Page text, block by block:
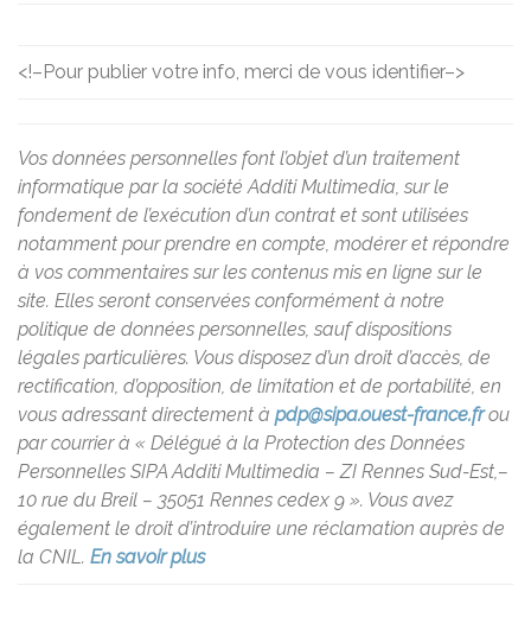
<!– Pour publier votre info, merci de vous identifier–>
Vos données personnelles font l’objet d’un traitement
informatique par la société Additi Multimedia, sur le
fondement de l’exécution d’un contrat et sont utilisées
notamment pour prendre en compte, modérer et répondre
à vos commentaires sur les contenus mis en ligne sur le
site. Elles seront conservées conformément à notre
politique de données personnelles, sauf dispositions
légales particulières. Vous disposez d’un droit d’accès, de
rectification, d’opposition, de limitation et de portabilité, en
vous adressant directement à pdp@sipa.ouest-france.frou
par courrier à « Délégué à la Protection des Données
Personnelles SIPA Additi Multimedia – ZI Rennes Sud-Est,–
10 rue du Breil – 35051 Rennes cedex 9 ». Vous avez
également le droit d’introduire une réclamation auprès de
la CNIL. En savoir plus